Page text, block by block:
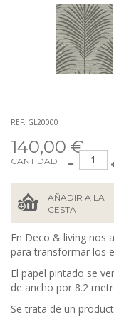
REF: GL20000
140,00 €
CANTIDAD
AÑADIR A LA
CESTA
En Deco & living nos
para transformar los
El papel pintado se
de ancho por 8.2
Se trata de un